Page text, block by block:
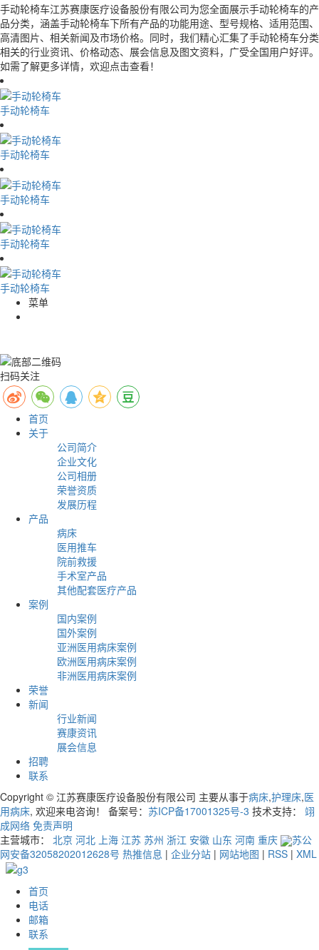
手动轮椅车江苏赛康医疗设备股份有限公司为您全面展示手动轮椅车的产
品分类，涵盖手动轮椅车下所有产品的功能用途、型号规格、适用范围、
高清图片、相关新闻及市场价格。同时，我们精心汇集了手动轮椅车分类
相关的行业资讯、价格动态、展会信息及图文资料，广受全国用户好评。
如需了解更多详情，欢迎点击查看！
手动轮椅车
手动轮椅车
手动轮椅车
手动轮椅车
手动轮椅车
菜单
扫码关注
首页
关于
公司简介
企业文化
公司相册
荣誉资质
发展历程
产品
病床
医用推车
院前救援
手术室产品
其他配套医疗产品
案例
国内案例
国外案例
亚洲医用病床案例
欧洲医用病床案例
非洲医用病床案例
荣誉
新闻
行业新闻
赛康资讯
展会信息
招聘
联系
Copyright © 江苏赛康医疗设备股份有限公司 主要从事于病床,护理床,医
用病床, 欢迎来电咨询！ 备案号： 苏ICP备17001325号-3 技术支持： 翊
成网络 免责声明
主营城市： 北京 河北 上海 江苏 苏州 浙江 安徽 山东 河南 重庆
苏公
网安备32058202012628号 热推信息 | 企业分站 | 网站地图 | RSS | XML
首页
电话
邮箱
联系